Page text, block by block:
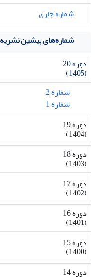
شماره جاری
شماره‌های پیشین نشریه
دوره 20
(1405)
شماره 2
شماره 1
دوره 19
(1404)
دوره 18
(1403)
دوره 17
(1402)
دوره 16
(1401)
دوره 15
(1400)
دوره 14